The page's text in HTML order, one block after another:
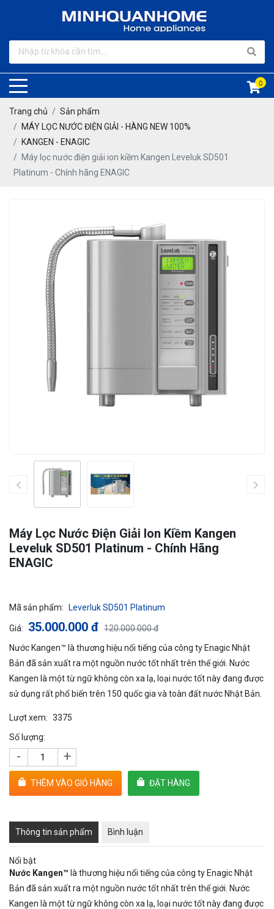
0
Trang chủ
Sản phẩm
MÁY LỌC NƯỚC ĐIỆN GIẢI - HÀNG NEW 100%
KANGEN - ENAGIC
Máy lọc nước điện giải ion kiềm Kangen Leveluk SD501
Platinum - Chính hãng ENAGIC
Máy Lọc Nước Điện Giải Ion Kiềm Kangen
Leveluk SD501 Platinum - Chính Hãng
ENAGIC
Mã sản phẩm: Leverluk SD501 Platinum
Giá: 35.000.000 đ 120.000.000 đ
Nước Kangen™ là thương hiệu nổi tiếng của công ty Enagic Nhật
Bản đã sản xuất ra một nguồn nước tốt nhất trên thế giới. Nước
Kangen là một từ ngữ không còn xa lạ, loại nước tốt này đang được
sử dụng rất phổ biến trên 150 quốc gia và toàn đất nước Nhật Bản.
Lượt xem: 3375
Số lượng:
- +
THÊM VÀO GIỎ HÀNG ĐẶT HÀNG
Thông tin sản phẩm Bình luận
Nổi bật
Nước Kangen™ là thương hiệu nổi tiếng của công ty Enagic Nhật
Bản đã sản xuất ra một nguồn nước tốt nhất trên thế giới. Nước
Kangen là một từ ngữ không còn xa lạ, loại nước tốt này đang được